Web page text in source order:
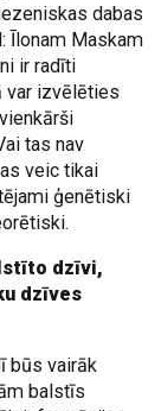
dabas
Īlonam Maskam
ir radīti
var izvēlēties
tas nav
veic tikai
ģenētiski
dzīvi,
dzīves
būs vairāk
balstīs